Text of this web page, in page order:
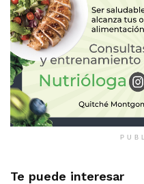
Te puede interesar